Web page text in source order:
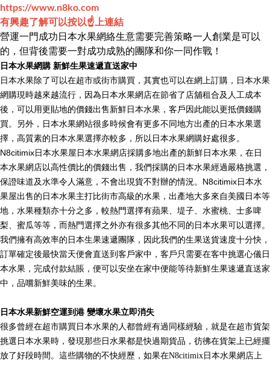
https://www.n8ko.com
有興趣了解可以按以☝️上連結
營運一門成功日本水果網絡生意需要完善策略一人創業是可以
的，但背後需要一對成功成熟的團隊和你一同作戰！
日本水果網購 新鮮生果速遞直送家中
日本水果除了可以在超市或街市購買，其實也可以在網上訂購，日本水果
網購現時越來越流行，因為日本水果網店在節省了店舖租合及人工成本
後，可以用更貼地的價錢出售新鮮日本水果，客戶因此能以更抵價錢購
買。另外，日本水果網站很多時候會有更多不同地方出產的日本水果選
擇，高質素的日本水果選擇亦較多，所以日本水果網購好處很多。
N8citimix日本水果屋日本水果網店採購多地出產的新鮮日本水果，在日
本水果網店以高性價比的價錢出售，我們採購的日本水果經過嚴格挑選，
保證味道及水準令人滿意，不會出現貨不對辦的情況。N8citimix日本水
果屋出售的日本水果主打比街市高級的水果，出產地大多來自美國日本等
地，水果種類亦十分之多，較熱門選擇有蘋果、堤子、水蜜桃、士多啤
梨、蜜瓜等等，而熱門選擇之外亦有很多其他不同的日本水果可以選擇。
我們擁有高效率的日本生果速遞團隊，因此我們的生果送貨速度十分快，
訂單確定後最快當天便會直送到客戶家中，客戶只需要在客中挑選心儀日
本水果，完成付款結賬，便可以安坐在家中便能等待新鮮生果速遞直送家
中，品嚐新鮮美味的生果。
日本水果新鮮空運到港 變壞水果立即消失
很多曾經在超市購買日本水果的人都曾經有過同樣經驗，就是在超市貨架
挑選日本水果時，發現那些日水果都是快過期貨品，彷彿在貨架上已經擺
放了好段時間。這些購物的不快經歷，如果在N8citimix日本水果網店上